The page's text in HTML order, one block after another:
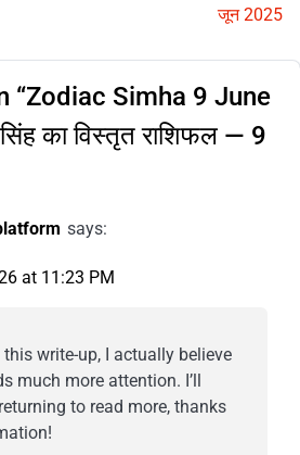
जून 2025
“Zodiac Simha 9 June
का विस्तृत राशिफल — 9
says:
at 11:23 PM
write-up, I actually believe
much more attention. I’ll
to read more, thanks